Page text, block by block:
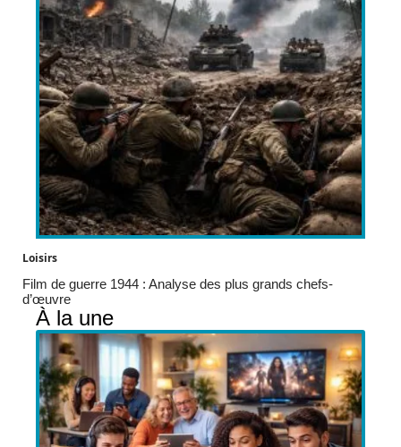
Loisirs
Film de guerre 1944 : Analyse des plus grands chefs-
d’œuvre
À la une